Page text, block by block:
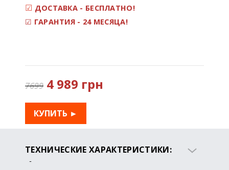
☑ ДОСТАВКА - БЕСПЛАТНО!
☑ ГАРАНТИЯ - 24 МЕСЯЦА!
КУПИТЬ ►
7699 4 989 грн
ТЕХНИЧЕСКИЕ ХАРАКТЕРИСТИКИ: